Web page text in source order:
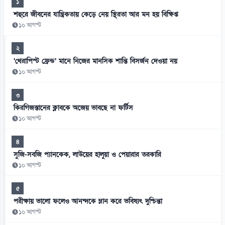
শহুরে জীবনের যান্ত্রিকতায় কেড়ে নেয় স্থিরতা আর মন হয় বিক্ষিপ্ত
১০ আগস্ট
২
‘থেরাপিস্ট ফ্রেন্ড’ মানে নিজের মানসিক শান্তি বিসর্জন দেওয়া নয়
১০ আগস্ট
৩
কিরগিজস্তানের ক্লাবকে অজেয় ভাবছে না ফর্টিস
১০ আগস্ট
৪
সুজি-সবজি প্যানকেক, লাউয়ের হালুয়া ও পেয়ারার তরকারি
১০ আগস্ট
৫
পরীক্ষায় ভালো ফলেও আনন্দকে ম্লান করে ভবিষ্যৎ দুশ্চিন্তা
১০ আগস্ট